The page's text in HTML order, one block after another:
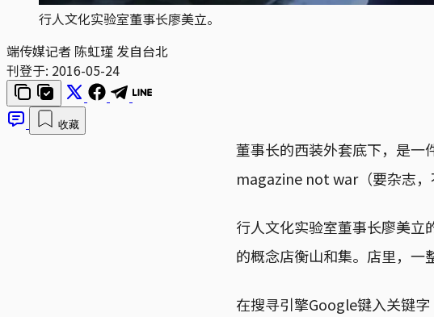
行人文化实验室董事长廖美立。
端传媒记者 陈虹瑾 发自台北
刊登于: 2016-05-24
收藏
董事长的西装外套底下，是
magazine not war（要杂志，
行人文化实验室董事长廖美立
的概念店衡山和集。店里，
在搜寻引擎Google键入关键